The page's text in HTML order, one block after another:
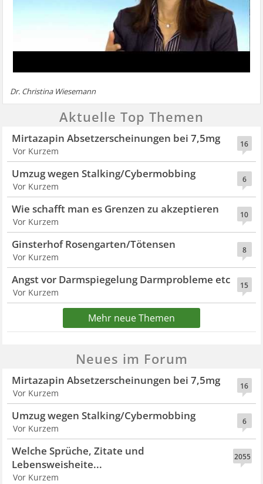
Dr. Christina Wiesemann
Aktuelle Top Themen
16
Mirtazapin Absetzerscheinungen bei 7,5mg
Vor Kurzem
6
Umzug wegen Stalking/Cybermobbing
Vor Kurzem
10
Wie schafft man es Grenzen zu akzeptieren
Vor Kurzem
8
Ginsterhof Rosengarten/Tötensen
Vor Kurzem
15
Angst vor Darmspiegelung Darmprobleme etc
Vor Kurzem
Mehr neue Themen
Neues im Forum
16
Mirtazapin Absetzerscheinungen bei 7,5mg
Vor Kurzem
6
Umzug wegen Stalking/Cybermobbing
Vor Kurzem
2055
Welche Sprüche, Zitate und
Lebensweisheite...
Vor Kurzem